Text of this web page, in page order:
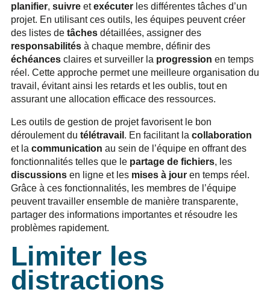
planifier, suivre etexécuter les différentes tâches d’un
projet. En utilisant ces outils, les équipes peuvent créer
des listes de tâches détaillées, assigner des
responsabilités à chaque membre, définir des
échéances claires et surveiller la progression en temps
réel. Cette approche permet une meilleure organisation du
travail, évitant ainsi les retards et les oublis, tout en
assurant une allocation efficace des ressources.
Les outils de gestion de projet favorisent le bon
déroulement du télétravail . En facilitant la collaboration
et la communication au sein de l’équipe en offrant des
fonctionnalités telles que le partage de fichiers, les
discussions en ligne et les mises à jour en temps réel.
Grâce à ces fonctionnalités, les membres de l’équipe
peuvent travailler ensemble de manière transparente,
partager des informations importantes et résoudre les
problèmes rapidement.
Limiter les
distractions